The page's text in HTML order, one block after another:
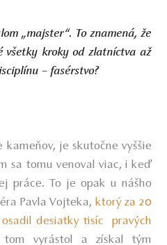
„majster“. To znamená, že
všetky kroky od zlatníctva až
– fasérstvo?
kameňov, je skutočne vyššie
sa tomu venoval viac, i keď
práce. To je opak u nášho
Pavla Vojteka, ktorý za 20
desiatky tisíc pravých
vyrástol a získal tým